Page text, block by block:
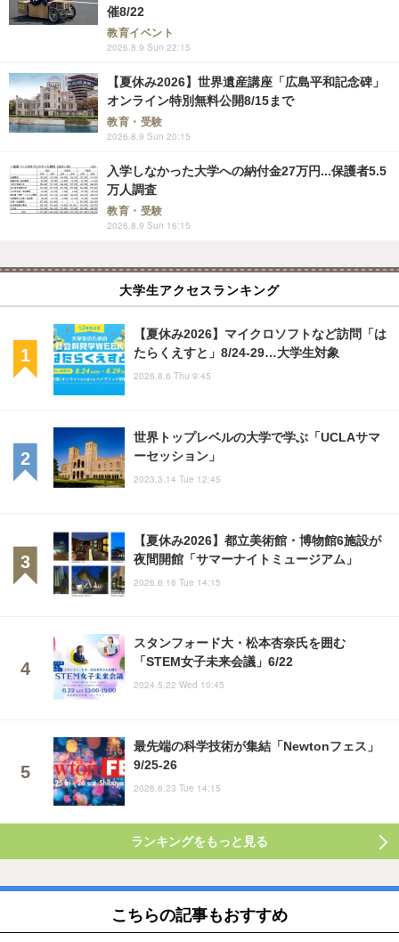
催8/22
教育イベント
2026.8.9 Sun 22:15
【夏休み2026】世界遺産講座「広島平和記念碑」
オンライン特別無料公開8/15まで
教育・受験
2026.8.9 Sun 20:15
入学しなかった大学への納付金27万円...保護者5.5
万人調査
教育・受験
2026.8.9 Sun 16:15
大学生アクセスランキング
【夏休み2026】マイクロソフトなど訪問「は
たらくえすと」8/24-29…大学生対象
2026.8.6 Thu 9:45
世界トップレベルの大学で学ぶ「UCLAサマ
ーセッション」
2023.3.14 Tue 12:45
【夏休み2026】都立美術館・博物館6施設が
夜間開館「サマーナイトミュージアム」
2026.6.16 Tue 14:15
スタンフォード大・松本杏奈氏を囲む
「STEM女子未来会議」6/22
2024.5.22 Wed 10:45
最先端の科学技術が集結「Newtonフェス」
9/25-26
2026.6.23 Tue 14:15
ランキングをもっと見る
こちらの記事もおすすめ